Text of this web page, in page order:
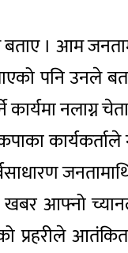
। आम
पनि उनले
नलाग्न
खबर आफ्नो
प्रहरीले